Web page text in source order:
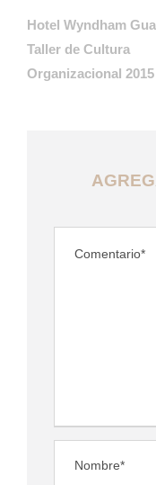
Hotel Wyndham
Taller de Cultura
Organizacional 2015